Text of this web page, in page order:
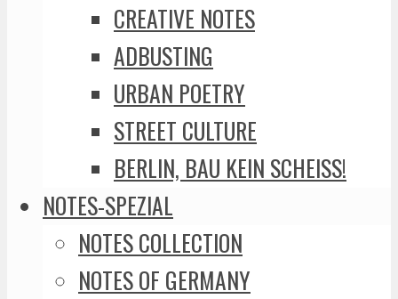
CREATIVE NOTES
ADBUSTING
URBAN POETRY
STREET CULTURE
BERLIN, BAU KEIN SCHEISS!
NOTES-SPEZIAL
NOTES COLLECTION
NOTES OF GERMANY